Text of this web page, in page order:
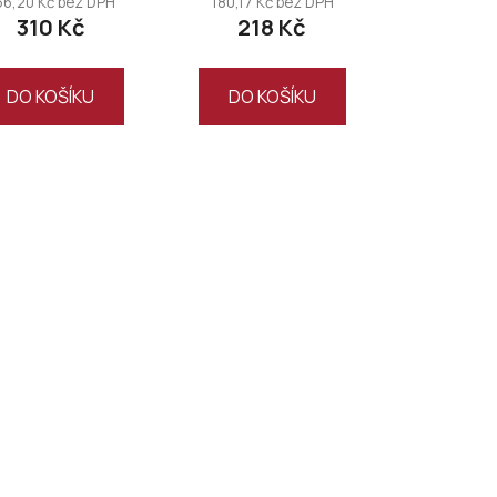
310 Kč
DO KOŠÍKU
218 Kč
DO KOŠÍKU